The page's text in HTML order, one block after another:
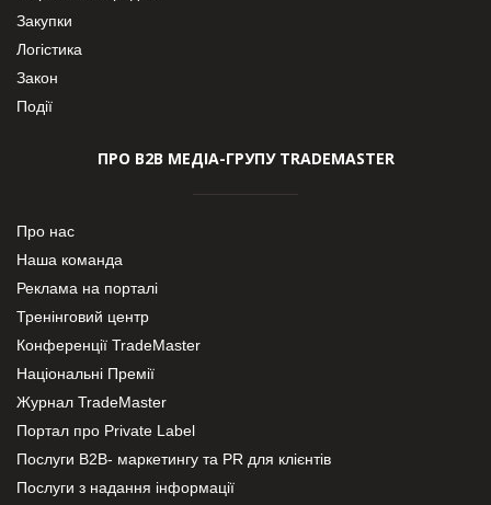
Закупки
Логістика
Закон
Події
ПРО В2В МЕДІА-ГРУПУ TRADEMASTER
Про нас
Наша команда
Реклама на порталі
Тренінговий центр
Конференції TradeMaster
Національні Премії
Журнал TradeMaster
Портал про Private Label
Послуги В2В- маркетингу та PR для клієнтів
Послуги з надання інформації